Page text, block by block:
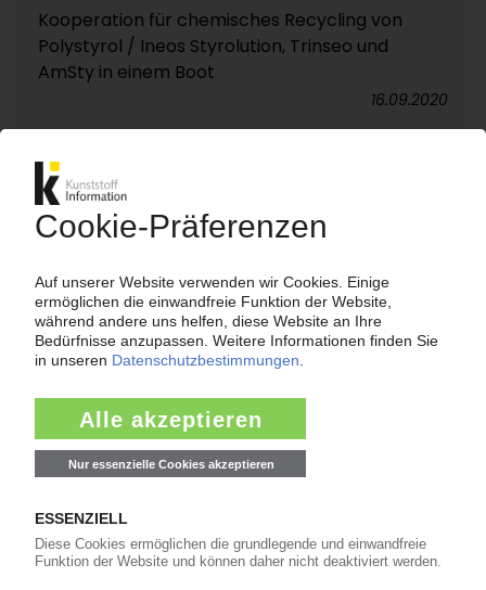
Kooperation für chemisches Recycling von
Polystyrol / Ineos Styrolution, Trinseo und
AmSty in einem Boot
16.09.2020
TRINSEO
Recycling von Polystyrol
07.09.2020